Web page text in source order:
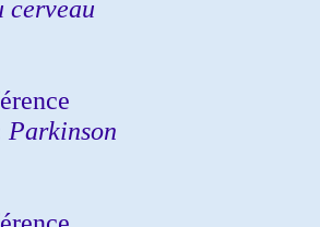
cerveau
Parkinson